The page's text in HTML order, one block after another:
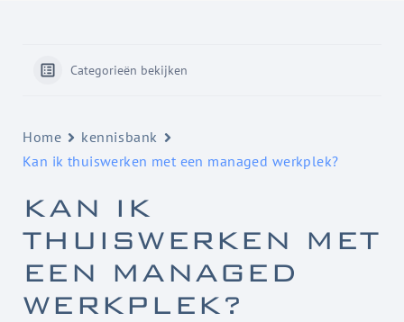
Categorieën bekijken
Home
kennisbank
Kan ik thuiswerken met een managed werkplek?
KAN IK
THUISWERKEN MET
EEN MANAGED
WERKPLEK?